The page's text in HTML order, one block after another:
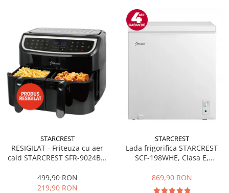
STARCREST
RESIGILAT - Friteuza cu aer
cald STARCREST SFR-9024BK,
Termostat 80 - 200 °C, 12
programe, Negru
499,90 RON
219,90 RON
STARCREST
Lada frigorifica STARCREST
SCF-198WHE, Clasa E,
convertibil - functie frigider,
Termostat reglabil, Alb
869,90 RON